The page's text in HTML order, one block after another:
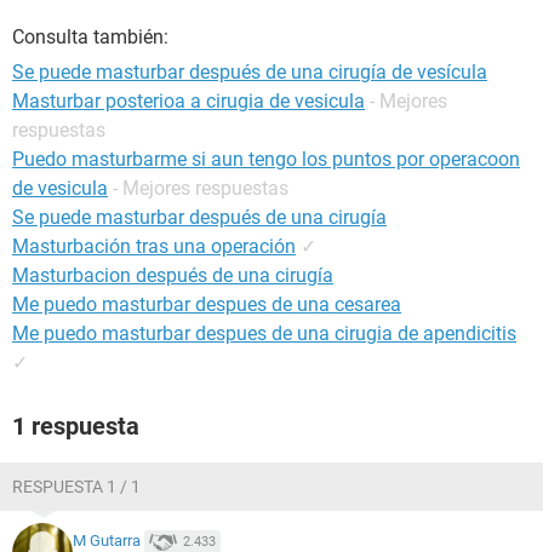
Consulta también:
Se puede masturbar después de una cirugía de vesícula
Masturbar posterioa a cirugia de vesicula - Mejores
respuestas
Puedo masturbarme si aun tengo los puntos por operacoon
de vesicula - Mejores respuestas
Se puede masturbar después de una cirugía
Masturbación tras una operación ✓
Masturbacion después de una cirugía
Me puedo masturbar despues de una cesarea
Me puedo masturbar despues de una cirugia de apendicitis
✓
1 respuesta
RESPUESTA 1 / 1
M Gutarra 2.433